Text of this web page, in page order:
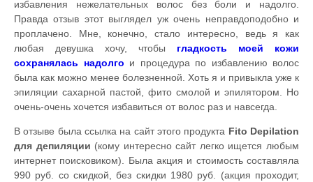
избавления нежелательных волос без боли и надолго.
Правда отзыв этот выглядел уж очень неправдоподобно и
проплачено. Мне, конечно, стало интересно, ведь я как
любая девушка хочу, чтобы гладкость моей кожи
сохранялась надолго и процедура по избавлению волос
была как можно менее болезненной. Хоть я и привыкла уже к
эпиляции сахарной пастой, фито смолой и эпилятором. Но
очень-очень хочется избавиться от волос раз и навсегда.
В отзыве была ссылка на сайт этого продукта Fito Depilation
для депиляции (кому интересно сайт легко ищется любым
интернет поисковиком). Была акция и стоимость составляла
990 руб. со скидкой, без скидки 1980 руб. (акция проходит,